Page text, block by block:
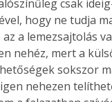
csak
hogy ne tudja
a lemezsajtolás
nehéz, mert a
sokszor
nehezen